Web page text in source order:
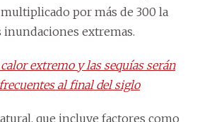
por más de 300 la
inundaciones extremas.
extremo y las sequías serán
al final del siglo
que incluye factores como